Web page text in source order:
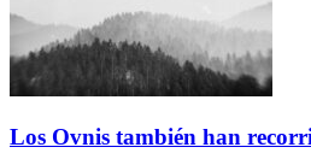
Los Ovnis también han